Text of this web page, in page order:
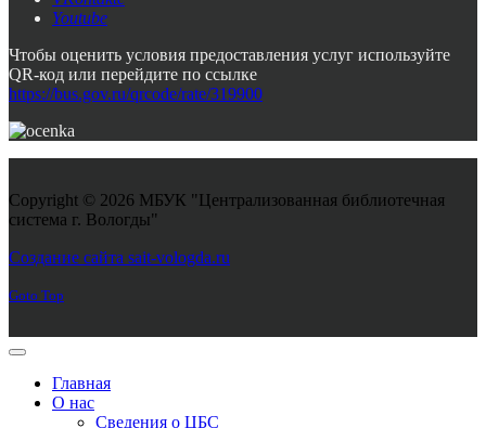
Youtube
Чтобы оценить условия предоставления услуг используйте
QR-код или перейдите по ссылке
https://bus.gov.ru/qrcode/rate/319900
Copyright © 2026 МБУК "Централизованная библиотечная
система г. Вологды"
Создание сайта sait-vologda.ru
Goto Top
Главная
О нас
Сведения о ЦБС